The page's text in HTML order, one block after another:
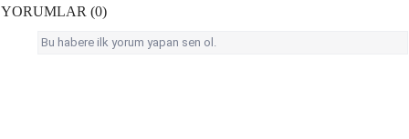
YORUMLAR (0)
Bu habere ilk yorum yapan sen ol.